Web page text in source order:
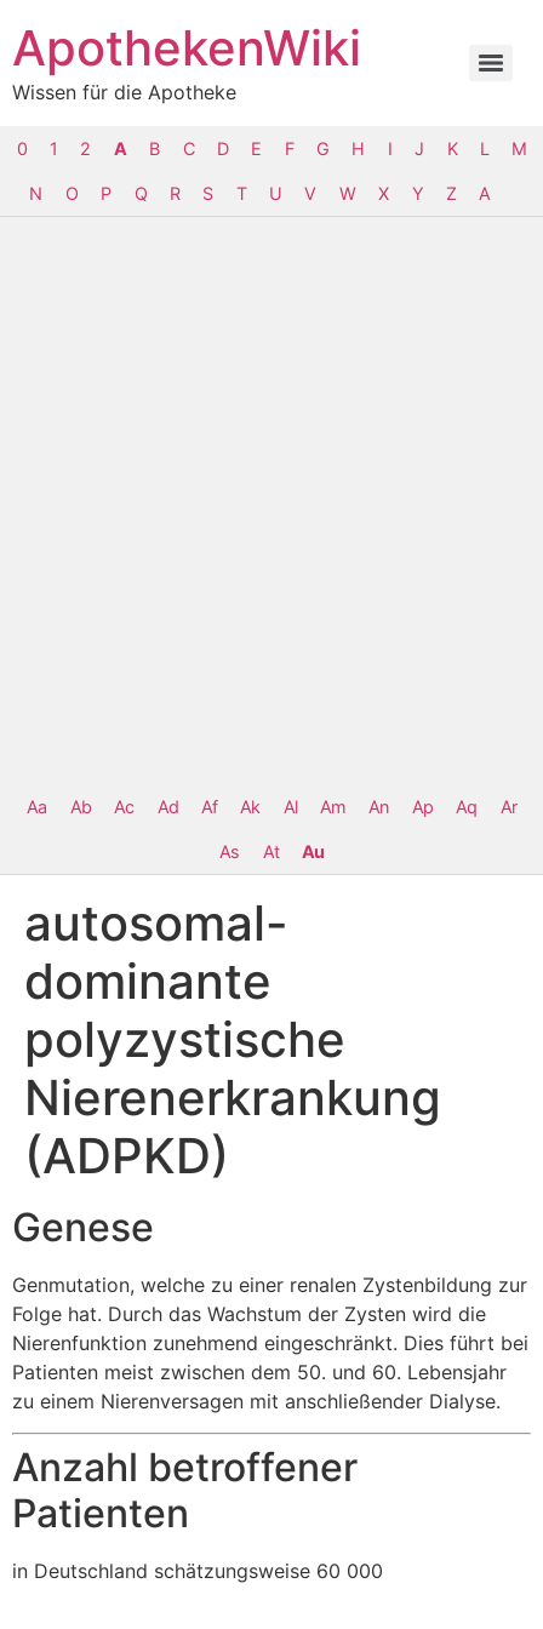
ApothekenWiki
Wissen für die Apotheke
0 1 2 A B C D E F G H I J K L M
N O P Q R S T U V W X Y Z Α
Aa Ab Ac Ad Af Ak Al Am An Ap Aq Ar
As At Au
autosomal-
dominante
polyzystische
Nierenerkrankung
(ADPKD)
Genese
Genmutation, welche zu einer renalen Zystenbildung zur
Folge hat. Durch das Wachstum der Zysten wird die
Nierenfunktion zunehmend eingeschränkt. Dies führt bei
Patienten meist zwischen dem 50. und 60. Lebensjahr
zu einem Nierenversagen mit anschließender Dialyse.
Anzahl betroffener
Patienten
in Deutschland schätzungsweise 60 000